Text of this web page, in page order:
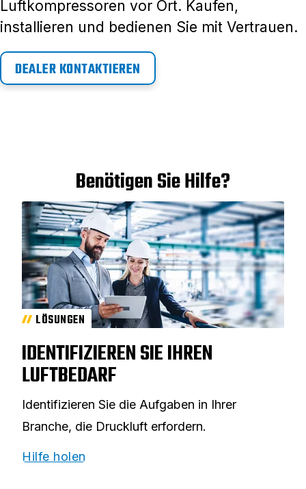
Finden Sie autorisierte Partner
installieren und bedienen Sie mit Vertrauen.
Benötigen Sie Hilfe?
LÖSUNGEN
IDENTIFIZIEREN SIE IHREN
LUFTBEDARF
Identifizieren Sie die Aufgaben in Ihrer
Branche, die Druckluft erfordern.